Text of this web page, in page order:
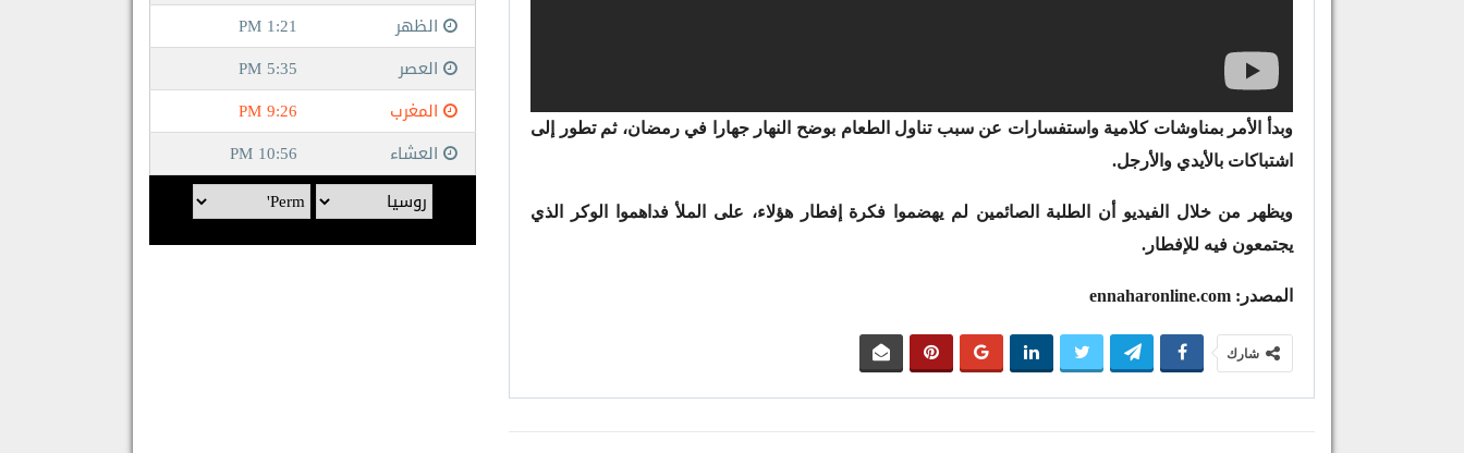
وبدأ الأمر بمناوشات كلامية واستفسارات عن سبب تناول الطعام بوضح النهار جهارا في رمضان، ثم تطور إلى
اشتباكات بالأيدي والأرجل.
ويظهر من خلال الفيديو أن الطلبة الصائمين لم يهضموا فكرة إفطار هؤلاء، على الملأ فداهموا الوكر الذي
يجتمعون فيه للإفطار.
المصدر: ennaharonline.com
شارك